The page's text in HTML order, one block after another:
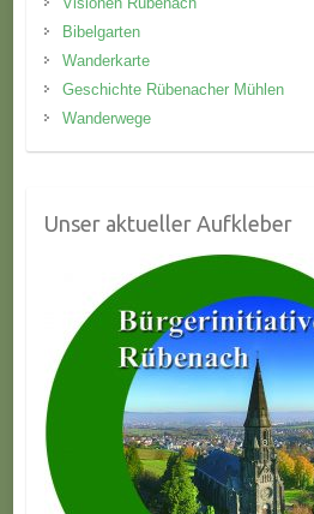
Bibelgarten
Wanderkarte
Geschichte Rübenacher Mühlen
Wanderwege
Unser aktueller Aufkleber